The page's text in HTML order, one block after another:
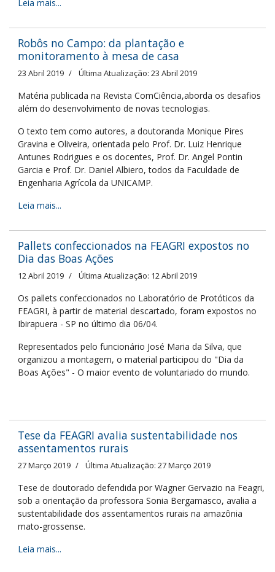
Leia mais...
Robôs no Campo: da plantação e
monitoramento à mesa de casa
23 Abril 2019 Última Atualização: 23 Abril 2019
Matéria publicada na Revista ComCiência,aborda os desafios
além do desenvolvimento de novas tecnologias.
O texto tem como autores, a doutoranda Monique Pires
Gravina e Oliveira, orientada pelo Prof. Dr. Luiz Henrique
Antunes Rodrigues e os docentes, Prof. Dr. Angel Pontin
Garcia e Prof. Dr. Daniel Albiero, todos da Faculdade de
Engenharia Agrícola da UNICAMP.
Leia mais...
Pallets confeccionados na FEAGRI expostos no
Dia das Boas Ações
12 Abril 2019 Última Atualização: 12 Abril 2019
Os pallets confeccionados no Laboratório de Protóticos da
FEAGRI, à partir de material descartado, foram expostos no
Ibirapuera - SP no último dia 06/04.
Representados pelo funcionário José Maria da Silva, que
organizou a montagem, o material participou do "Dia da
Boas Ações" - O maior evento de voluntariado do mundo.
Tese da FEAGRI avalia sustentabilidade nos
assentamentos rurais
27 Março 2019 Última Atualização: 27 Março 2019
Tese de doutorado defendida por Wagner Gervazio na Feagri,
sob a orientação da professora Sonia Bergamasco, avalia a
sustentabilidade dos assentamentos rurais na amazônia
mato-grossense.
Leia mais...